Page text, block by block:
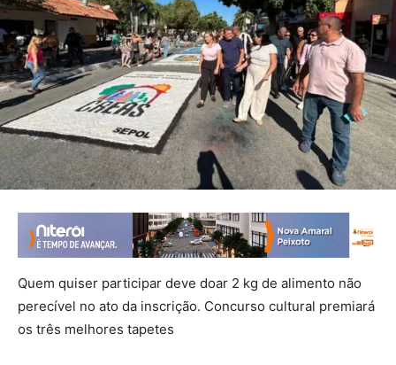
Quem quiser participar deve doar 2 kg de alimento não
perecível no ato da inscrição. Concurso cultural premiará
os três melhores tapetes